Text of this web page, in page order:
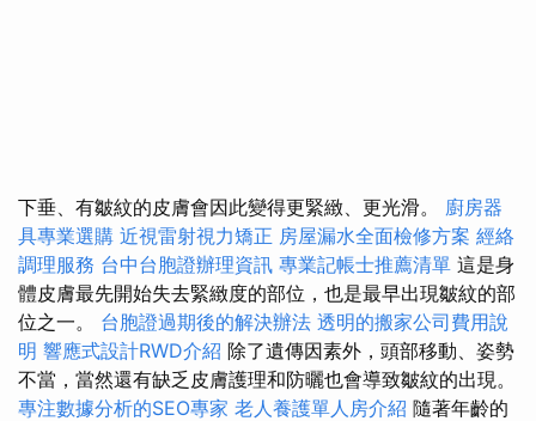
下垂、有皺紋的皮膚會因此變得更緊緻、更光滑。 廚房器
具專業選購 近視雷射視力矯正 房屋漏水全面檢修方案 經絡
調理服務 台中台胞證辦理資訊 專業記帳士推薦清單 這是身
體皮膚最先開始失去緊緻度的部位，也是最早出現皺紋的部
位之一。 台胞證過期後的解決辦法 透明的搬家公司費用說
明 響應式設計RWD介紹 除了遺傳因素外，頭部移動、姿勢
不當，當然還有缺乏皮膚護理和防曬也會導致皺紋的出現。
專注數據分析的SEO專家 老人養護單人房介紹 隨著年齡的